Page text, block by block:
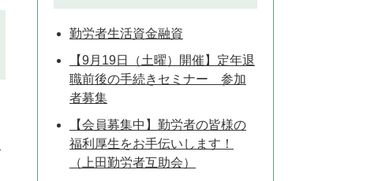
勤労者生活資金融資
【9月19日（土曜）開催】定年退
職前後の手続きセミナー 参加
者募集
【会員募集中】勤労者の皆様の
福利厚生をお手伝いします！
（上田勤労者互助会）